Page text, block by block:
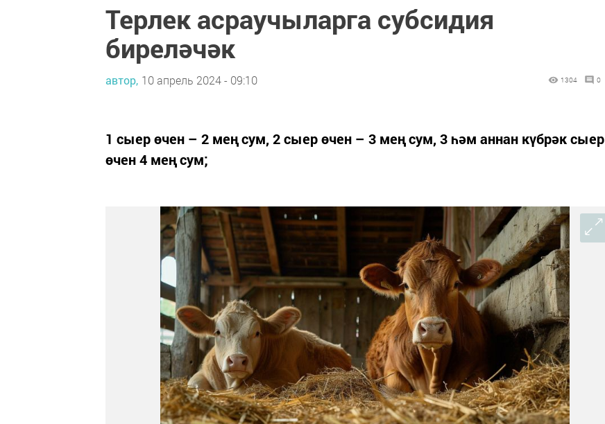
Терлек асраучыларга субсидия
биреләчәк
автор, 10 апрель 2024 - 09:10 1304 0
1 сыер өчен – 2 мең сум, 2 сыер өчен – 3 мең сум, 3 һәм аннан күбрәк сыер
өчен 4 мең сум;